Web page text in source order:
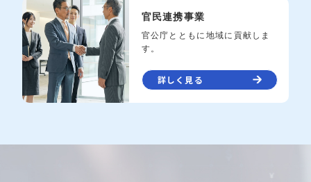
官民連携事業
官公庁とともに地域に貢献しま
す。
詳しく見る